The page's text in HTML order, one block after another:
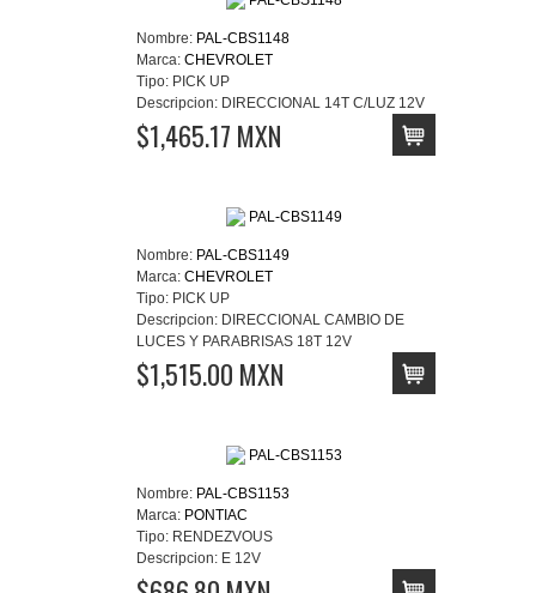
Nombre: PAL-CBS1148
Marca: CHEVROLET
Tipo: PICK UP
Descripcion: DIRECCIONAL 14T C/LUZ 12V
$1,465.17 MXN
Nombre: PAL-CBS1149
Marca: CHEVROLET
Tipo: PICK UP
Descripcion: DIRECCIONAL CAMBIO DE
LUCES Y PARABRISAS 18T 12V
$1,515.00 MXN
Nombre: PAL-CBS1153
Marca: PONTIAC
Tipo: RENDEZVOUS
Descripcion: E 12V